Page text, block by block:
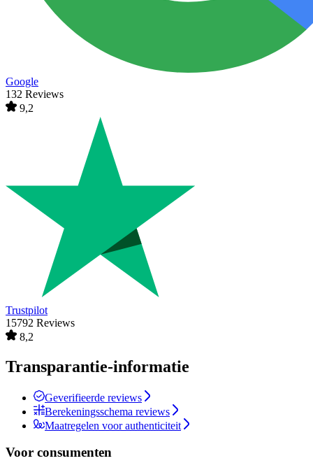
Google
132 Reviews
9,2
Trustpilot
15792 Reviews
8,2
Transparantie-informatie
Geverifieerde reviews
Berekeningsschema reviews
Maatregelen voor authenticiteit
Voor consumenten